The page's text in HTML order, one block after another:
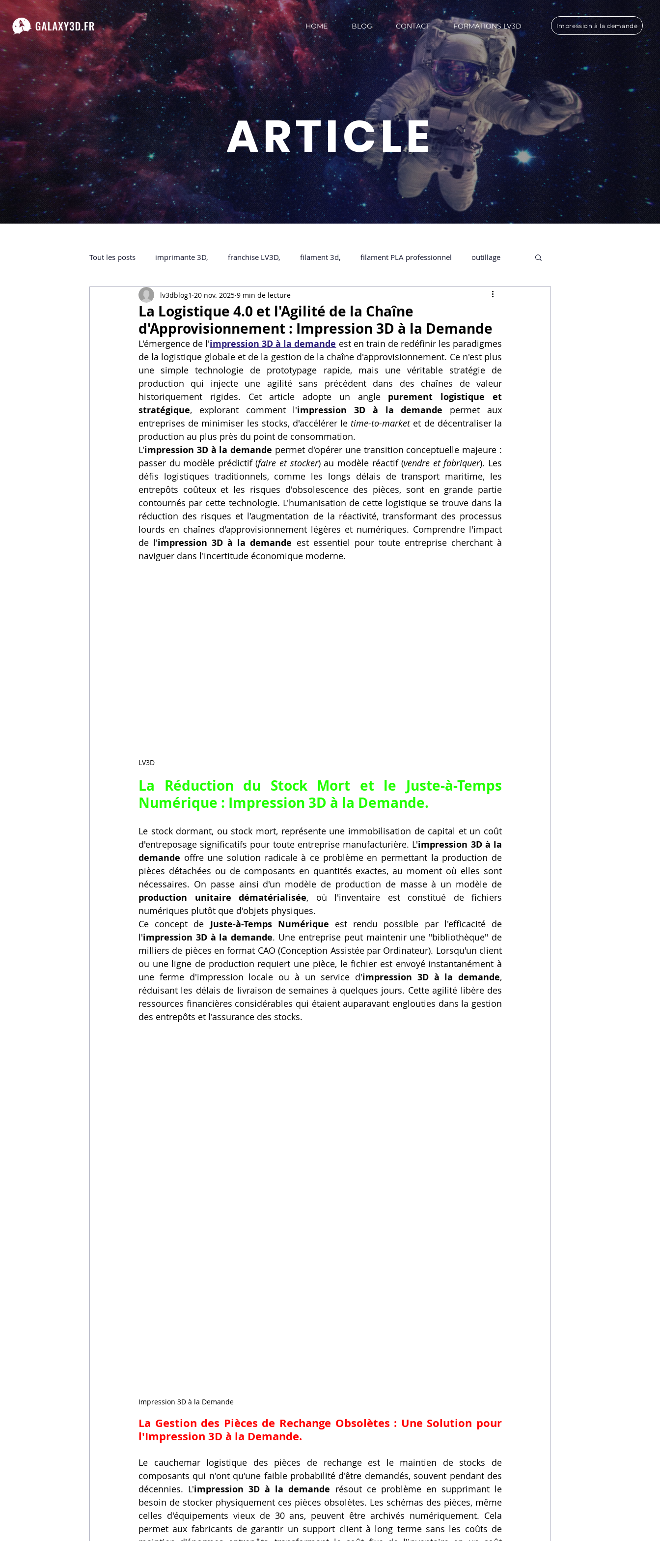
HOME BLOG CONTACT FORMATIONS LV3D Impression à la demande
ARTICLE
Tout les posts imprimante 3D, franchise LV3D, filament 3d, filament PLA professionnel outillage
impression 3D à la demande Accessoires imprimante 3D professionelle
ARTILLERY 3D Formation impression 3D SCANNER 3D impression 3D
certifiée QUALIOPI Refaire une piece en 3D Formation 3D en ligne. Formation 3D CPF CREALITY,
Creality Hi combo Artillery M1 Pro Filament PLA Service administratif en ligne Secrétaire en Ligne
Vidéos sur l'impression 3D, Artillery M1 pro Creality HI combo Filament PETG
Formation impresssion 3D formation CPF
La Logistique 4.0 et l'Agilité de la Chaîne
d'Approvisionnement : Impression 3D à la Demande
lv3dblog1 20 nov. 2025 9 min de lecture
L'émergence de l'impression 3D à la demande est en train de redéfinir les paradigmes
de la logistique globale et de la gestion de la chaîne d'approvisionnement. Ce n'est plus
une simple technologie de prototypage rapide, mais une véritable stratégie de
production qui injecte une agilité sans précédent dans des chaînes de valeur
historiquement rigides. Cet article adopte un angle purement logistique et
stratégique, explorant comment l'impression 3D à la demande permet aux
entreprises de minimiser les stocks, d'accélérer le time-to-market et de décentraliser la
production au plus près du point de consommation.
L'impression 3D à la demande permet d'opérer une transition conceptuelle majeure :
passer du modèle prédictif (faire et stocker) au modèle réactif (vendre et fabriquer). Les
défis logistiques traditionnels, comme les longs délais de transport maritime, les
entrepôts coûteux et les risques d'obsolescence des pièces, sont en grande partie
contournés par cette technologie. L'humanisation de cette logistique se trouve dans la
réduction des risques et l'augmentation de la réactivité, transformant des processus
lourds en chaînes d'approvisionnement légères et numériques. Comprendre l'impact
de l'impression 3D à la demande est essentiel pour toute entreprise cherchant à
naviguer dans l'incertitude économique moderne.
LV3D
La Réduction du Stock Mort et le Juste-à-Temps
Numérique : Impression 3D à la Demande.
Le stock dormant, ou stock mort, représente une immobilisation de capital et un coût
d'entreposage significatifs pour toute entreprise manufacturière. L'impression 3D à la
demande offre une solution radicale à ce problème en permettant la production de
pièces détachées ou de composants en quantités exactes, au moment où elles sont
production unitaire dématérialisée, où l'inventaire est constitué de fichiers
numériques plutôt que d'objets physiques.
Ce concept de Juste-à-Temps Numérique est rendu possible par l'efficacité de
l'impression 3D à la demande. Une entreprise peut maintenir une "bibliothèque" de
milliers de pièces en format CAO (Conception Assistée par Ordinateur). Lorsqu'un client
ou une ligne de production requiert une pièce, le fichier est envoyé instantanément à
une ferme d'impression locale ou à un service d'impression 3D à la demande,
réduisant les délais de livraison de semaines à quelques jours. Cette agilité libère des
ressources financières considérables qui étaient auparavant englouties dans la gestion
des entrepôts et l'assurance des stocks.
Impression 3D à la Demande
La Gestion des Pièces de Rechange Obsolètes : Une Solution pour
l'Impression 3D à la Demande.
Le cauchemar logistique des pièces de rechange est le maintien de stocks de
composants qui n'ont qu'une faible probabilité d'être demandés, souvent pendant des
décennies. L'impression 3D à la demande résout ce problème en supprimant le
besoin de stocker physiquement ces pièces obsolètes. Les schémas des pièces, même
celles d'équipements vieux de 30 ans, peuvent être archivés numériquement. Cela
permet aux fabricants de garantir un support client à long terme sans les coûts de